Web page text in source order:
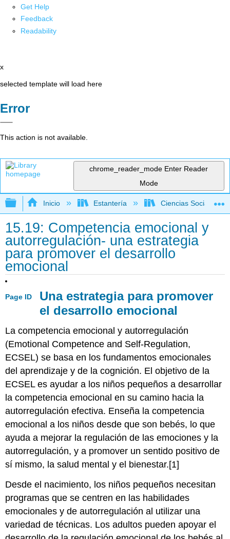
Get Help
Feedback
Readability
x
selected template will load here
Error
This action is not available.
chrome_reader_mode Enter Reader
Mode
Expandir/contraer jerarquía global
Inicio Estantería Ciencias Sociales
15.19: Competencia emocional y
autorregulación- una estrategia
para promover el desarrollo
emocional
Page ID
Una estrategia para promover
el desarrollo emocional
La competencia emocional y autorregulación
(Emotional Competence and Self-Regulation,
ECSEL) se basa en los fundamentos emocionales
del aprendizaje y de la cognición. El objetivo de la
ECSEL es ayudar a los niños pequeños a desarrollar
la competencia emocional en su camino hacia la
autorregulación efectiva. Enseña la competencia
emocional a los niños desde que son bebés, lo que
ayuda a mejorar la regulación de las emociones y la
autorregulación, y a promover un sentido positivo de
sí mismo, la salud mental y el bienestar.[1]
Desde el nacimiento, los niños pequeños necesitan
programas que se centren en las habilidades
emocionales y de autorregulación al utilizar una
variedad de técnicas. Los adultos pueden apoyar el